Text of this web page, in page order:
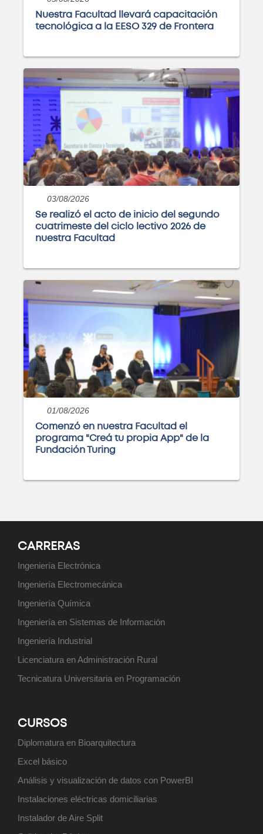
Nuestra Facultad llevará capacitación
tecnológica a la EESO 329 de Frontera
03/08/2026
Se realizó el acto de inicio del segundo
cuatrimeste del ciclo lectivo 2026 de
nuestra Facultad
01/08/2026
Comenzó en nuestra Facultad el
programa "Creá tu propia App" de la
Fundación Turing
Licenciatura en Administración
Rural
Próximamente
Ingeniería Industrial
Próximamente
Ingeniería Química
Ingeniería en Sistemas de
Información
Próximamente
Curso: Excel básico
Curso: Análisis y visualización de
domiciliarias
Posgrado: Especialización en
Minería de Datos
Posgrado: Maestría en Ingeniería
Próximamente
CARRERAS
Ingeniería Electrónica
Ingeniería Electromecánica
Ingeniería Química
Ingeniería en Sistemas de Información
Ingeniería Industrial
Licenciatura en Administración Rural
Tecnicatura Universitaria en Programación
CURSOS
Diplomatura en Bioarquitectura
Excel básico
Análisis y visualización de datos con PowerBI
Instalaciones eléctricas domiciliarias
Instalador de Aire Split